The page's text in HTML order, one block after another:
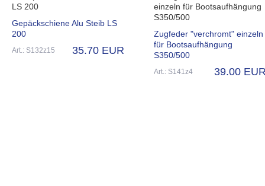
Gepäckschiene Alu Steib LS
200
Art.: S132z15 35.70 EUR
Zugfeder "verchromt" einzeln
für Bootsaufhängung
S350/500
Art.: S141z4 39.00